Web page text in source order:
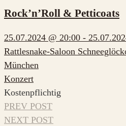
Rock’n’Roll & Petticoats
25.07.2024 @ 20:00 -
Rattlesnake-Saloon
München
Konzert
Kostenpflichtig
PREV POST
NEXT POST